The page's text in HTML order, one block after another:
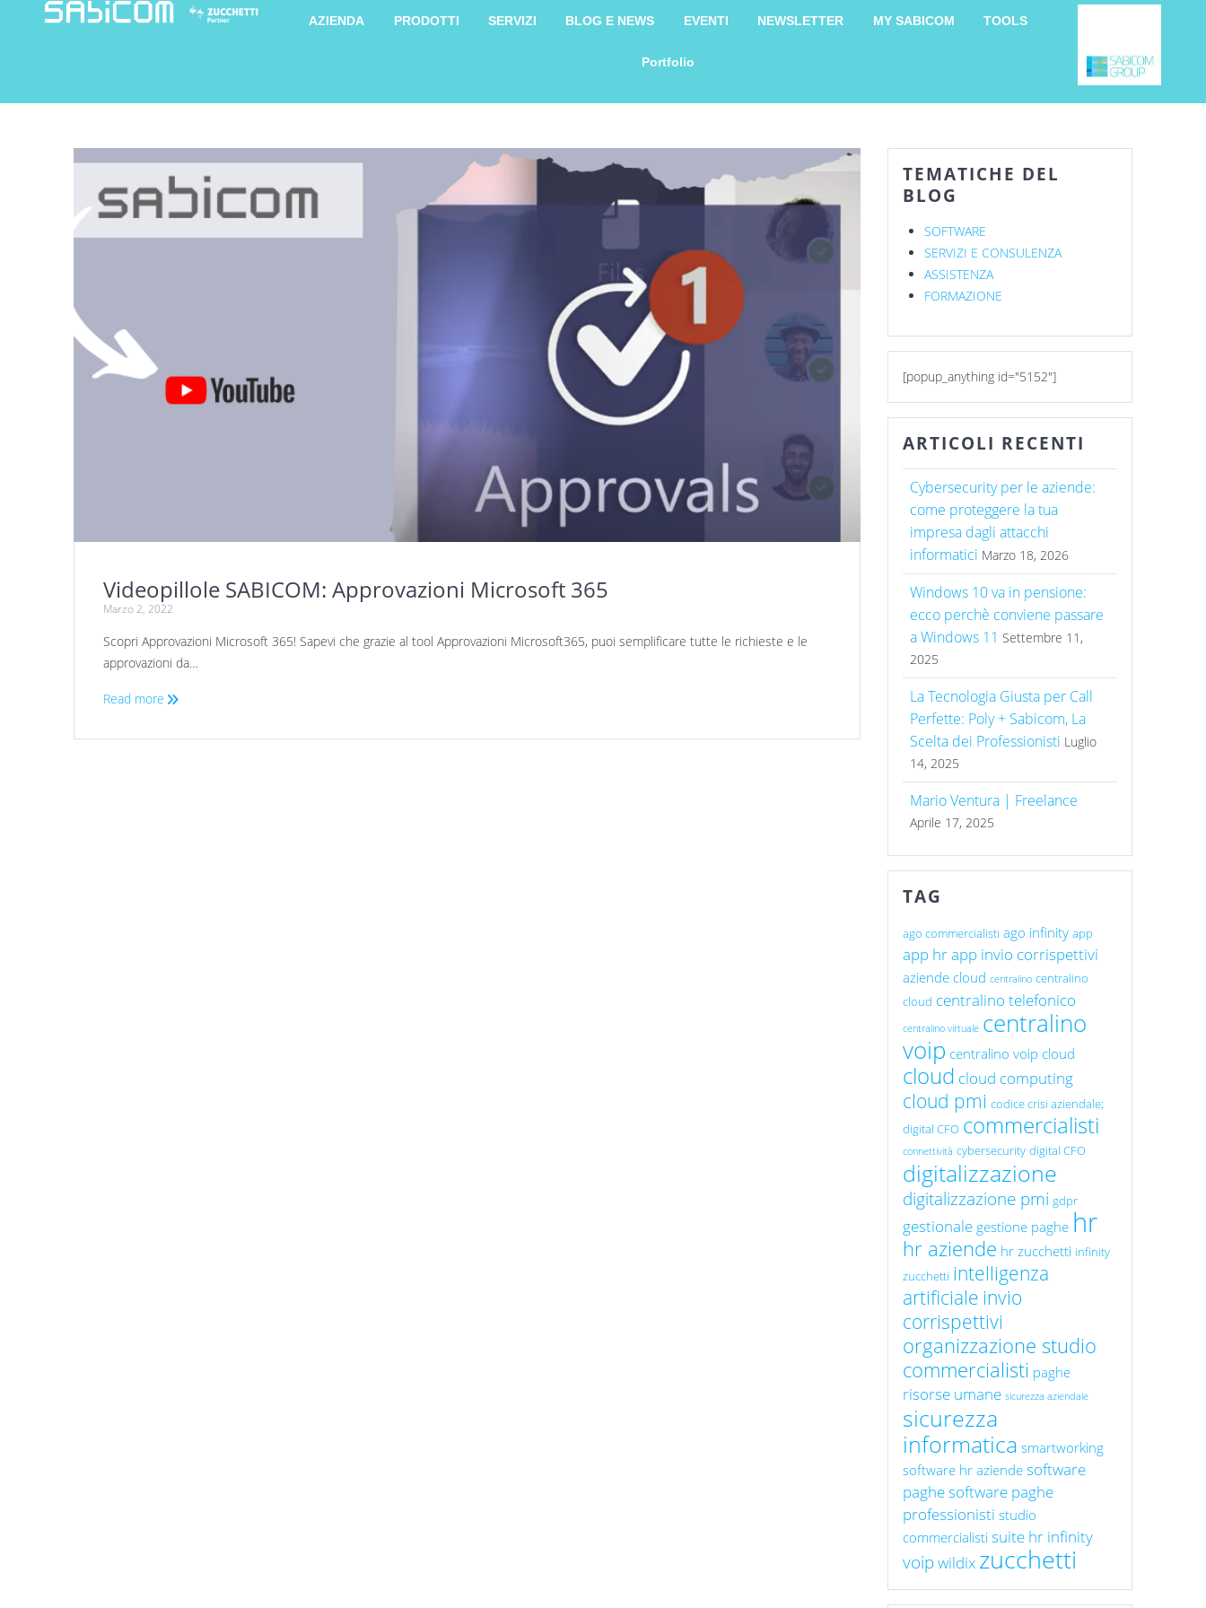
AZIENDA PRODOTTI SERVIZI BLOG E NEWS EVENTI NEWSLETTER MY SABICOM TOOLS
Portfolio
Videopillole SABICOM: Approvazioni Microsoft 365
Marzo 2, 2022
Scopri Approvazioni Microsoft 365! Sapevi che grazie al tool Approvazioni Microsoft365, puoi semplificare tutte le richieste e le
approvazioni da…
Read more
TEMATICHE DEL
BLOG
SOFTWARE
SERVIZI E CONSULENZA
ASSISTENZA
FORMAZIONE
[popup_anything id="5152"]
ARTICOLI RECENTI
Cybersecurity per le aziende:
come proteggere la tua
impresa dagli attacchi
informatici Marzo 18, 2026
Windows 10 va in pensione:
ecco perchè conviene passare
a Windows 11 Settembre 11,
2025
La Tecnologia Giusta per Call
Perfette: Poly + Sabicom, La
Scelta dei Professionisti Luglio
14, 2025
Mario Ventura | Freelance
Aprile 17, 2025
TAG
ago commercialisti ago infinity app
app hrapp invio corrispettivi
aziende cloud centralino centralino
cloud centralino telefonico
centralino virtuale centralino
voip centralino voip cloud
cloud cloud computing
cloud pmi codice crisi aziendale;
digital CFO commercialisti
connettività cybersecurity digital CFO
digitalizzazione
digitalizzazione pmi gdpr
gestionale gestione paghe hr
hr aziende hr zucchetti infinity
zucchetti intelligenza
artificiale invio
corrispettivi
organizzazione studio
commercialisti paghe
risorse umane sicurezza aziendale
sicurezza
informatica smartworking
software hr aziende software
paghesoftware paghe
professionisti studio
commercialisti suite hr infinity
voipwildix zucchetti